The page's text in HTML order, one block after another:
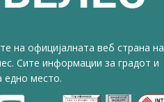
на официјалната веб страна на
Сите информации за градот и
едно место.